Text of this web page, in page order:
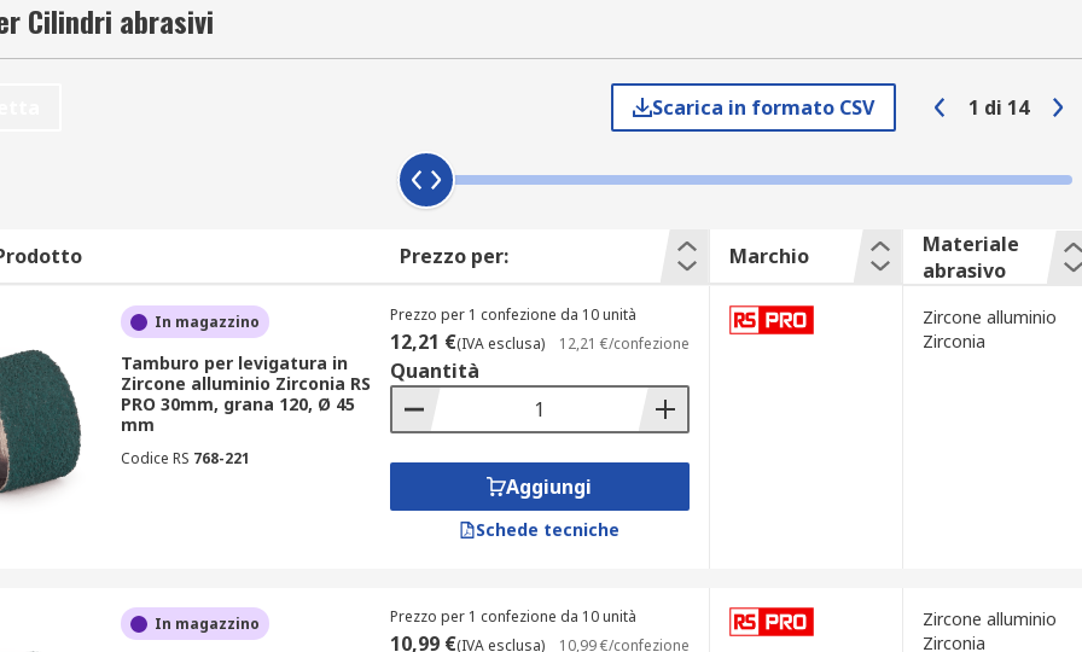
sul vostro supporto o su un mandrino (albero o mandrino) collegato all'utensile elettrico
abrasivi
sabbia, tra cui:
e levigare legno e fibra di vetro.
e lavorare l'acciaio inox.
ruggine dalle superfici dei metalli, per sagomare le superfici di gomma e sono facilmente
del dado, con schede a circuito in legno, metallo, plastica e altre applicazioni di lavorazione e
Cilindri abrasivi
Scarica in formato CSV 1 di 14
Prezzo per: Marchio
Materiale
abrasivo
In magazzino
Tamburo per levigatura in
Zircone alluminio Zirconia RS
PRO 30mm, grana 120, Ø 45
mm
Codice RS 768-221
Prezzo per 1 confezione da 10 unità
12,21 €(IVA esclusa) 12,21 €/confezione
Quantità
Aggiungi
Schede tecniche
Zircone alluminio
Zirconia
In magazzino Prezzo per 1 confezione da 10 unità
10,99 €(IVA esclusa) 10,99 €/confezione
Zircone alluminio
Zirconia